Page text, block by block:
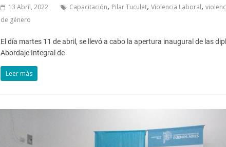
13 Abril, 2022 Capacitación, Pilar Tuculet, Violencia Laboral,
de género
El día martes 11 de abril, se llevó a cabo la apertura inaugural de las
Abordaje Integral de
Leer más